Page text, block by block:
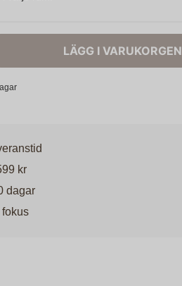
LÄGG I VARUKORGEN
kr
dagar